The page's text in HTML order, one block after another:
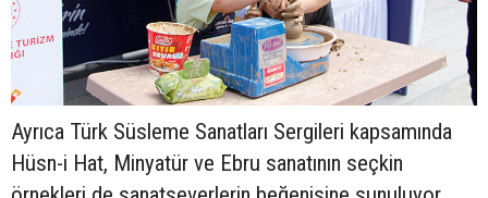
Ayrıca Türk Süsleme Sanatları Sergileri kapsamında
Hüsn-i Hat, Minyatür ve Ebru sanatının seçkin